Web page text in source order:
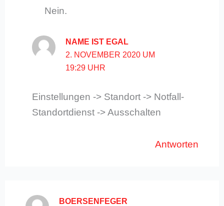
Nein.
NAME IST EGAL
2. NOVEMBER 2020 UM
19:29 UHR
Einstellungen -> Standort -> Notfall-
Standortdienst -> Ausschalten
Antworten
BOERSENFEGER